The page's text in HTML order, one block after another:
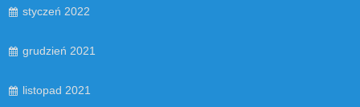
styczeń 2022
grudzień 2021
listopad 2021